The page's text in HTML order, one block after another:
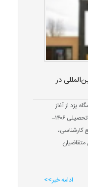
در
یزد از آغاز
پذیرش دانشجویان بین‌المللی برای سال تحصیلی ۱۴۰۶–
کارشناسی،
ادامه خبر>>